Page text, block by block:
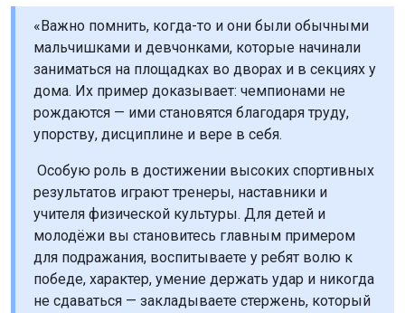
заниматься на площадках во дворах и в секциях у
дома. Их пример доказывает: чемпионами не
рождаются — ими становятся благодаря труду,
упорству, дисциплине и вере в себя.
Особую роль в достижении высоких спортивных
результатов играют тренеры, наставники и
учителя физической культуры. Для детей и
молодёжи вы становитесь главным примером
для подражания, воспитываете у ребят волю к
победе, характер, умение держать удар и никогда
не сдаваться — закладываете стержень, который
делает их сильными личностями и патриотами
нашей великой страны.